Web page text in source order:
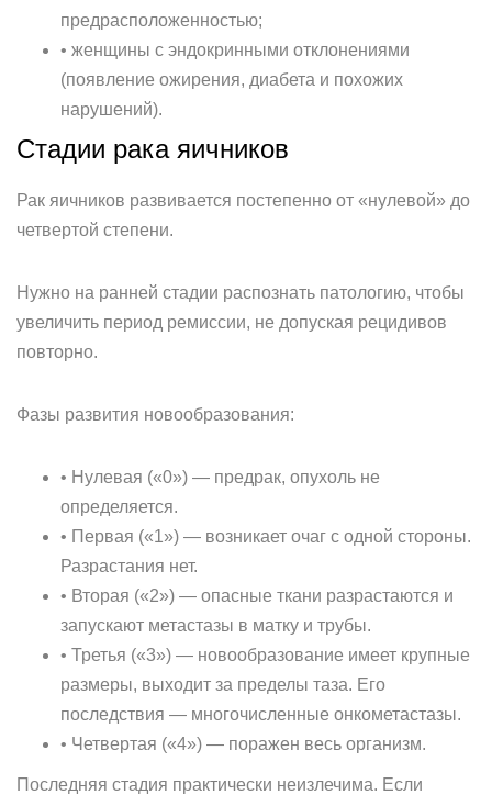
предрасположенностью;
• женщины с эндокринными отклонениями
(появление ожирения, диабета и похожих
нарушений).
Стадии рака яичников
Рак яичников развивается постепенно от «нулевой» до
четвертой степени.
Нужно на ранней стадии распознать патологию, чтобы
увеличить период ремиссии, не допуская рецидивов
повторно.
Фазы развития новообразования:
• Нулевая («0») — предрак, опухоль не
определяется.
• Первая («1») — возникает очаг с одной стороны.
Разрастания нет.
• Вторая («2») — опасные ткани разрастаются и
запускают метастазы в матку и трубы.
• Третья («3») — новообразование имеет крупные
размеры, выходит за пределы таза. Его
последствия — многочисленные онкометастазы.
• Четвертая («4») — поражен весь организм.
Последняя стадия практически неизлечима. Если